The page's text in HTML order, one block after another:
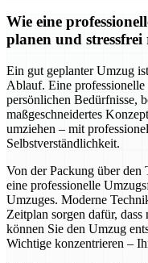
Wie eine
planen und stressfrei
Ein gut geplanter Umzug
Ablauf. Eine
persönlichen Bedürfnisse,
maßgeschneidertes
umziehen – mit
Selbstverständlichkeit.
Von der Packung über
eine professionelle
Umzuges. Moderne
Zeitplan sorgen dafür,
können Sie den Umzug
Wichtige konzentrieren –